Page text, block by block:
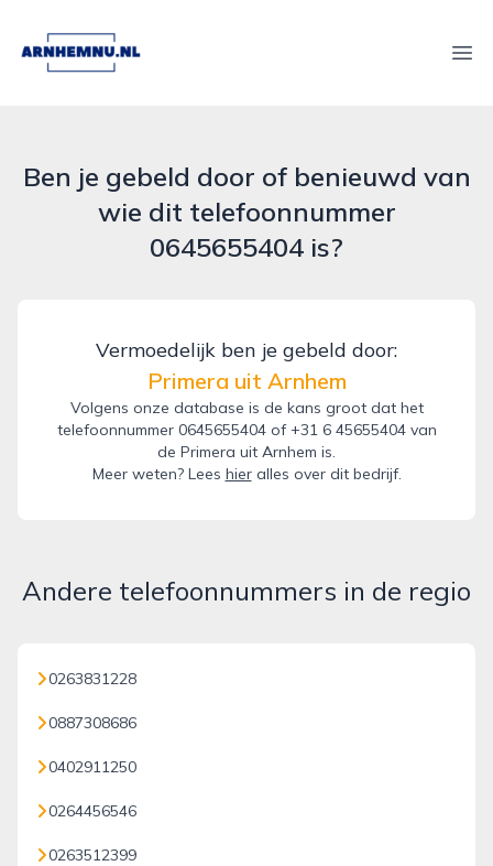
arnhemnu.nl
Ben je gebeld door of benieuwd van
wie dit telefoonnummer
0645655404 is?
Vermoedelijk ben je gebeld door:
Primera uit Arnhem
Volgens onze database is de kans groot dat het
telefoonnummer 0645655404 of +31 6 45655404 van
de Primera uit Arnhem is.
Meer weten? Lees hieralles over dit bedrijf.
Andere telefoonnummers in de regio
0263831228
0887308686
0402911250
0264456546
0263512399